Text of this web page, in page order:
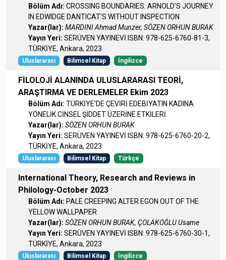
Bölüm Adı: CROSSING BOUNDARIES: ARNOLD'S JOURNEY
IN EDWIDGE DANTICAT'S WITHOUT INSPECTION
Yazar(lar): MARDINI Ahmad Munzer, SÖZEN ORHUN BURAK
Yayın Yeri: SERÜVEN YAYINEVİ ISBN: 978-625-6760-81-3,
TÜRKİYE, Ankara, 2023
Uluslararası Bilimsel Kitap İngilizce
FİLOLOJİ ALANINDA ULUSLARARASI TEORİ,
ARAŞTIRMA VE DERLEMELER Ekim 2023
Bölüm Adı: TÜRKİYE'DE ÇEVİRİ EDEBİYATIN KADINA
YÖNELİK CİNSEL ŞİDDET ÜZERİNE ETKİLERİ
Yazar(lar): SÖZEN ORHUN BURAK
Yayın Yeri: SERÜVEN YAYINEVİ ISBN: 978-625-6760-20-2,
TÜRKİYE, Ankara, 2023
Uluslararası Bilimsel Kitap Türkçe
International Theory, Research and Reviews in
Philology-October 2023
Bölüm Adı: PALE CREEPING ALTER EGON OUT OF THE
YELLOW WALLPAPER
Yazar(lar): SÖZEN ORHUN BURAK, ÇOLAKOĞLU Usame
Yayın Yeri: SERÜVEN YAYINEVİ ISBN: 978-625-6760-30-1,
TÜRKİYE, Ankara, 2023
Uluslararası Bilimsel Kitap İngilizce